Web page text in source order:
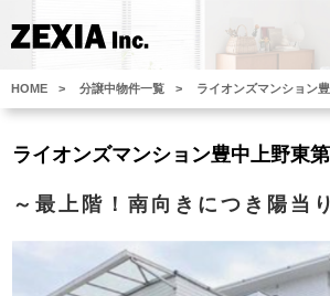
HOME 分譲中物件一覧 ライオンズマンション
ライオンズマンション豊中上野東
～最上階！南向きにつき陽当